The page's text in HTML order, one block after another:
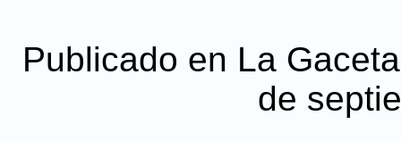
Publicado en La
de